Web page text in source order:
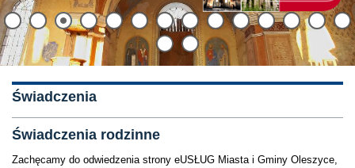
Świadczenia
Świadczenia rodzinne
Zachęcamy do odwiedzenia strony eUSŁUG Miasta i Gminy Oleszyce,